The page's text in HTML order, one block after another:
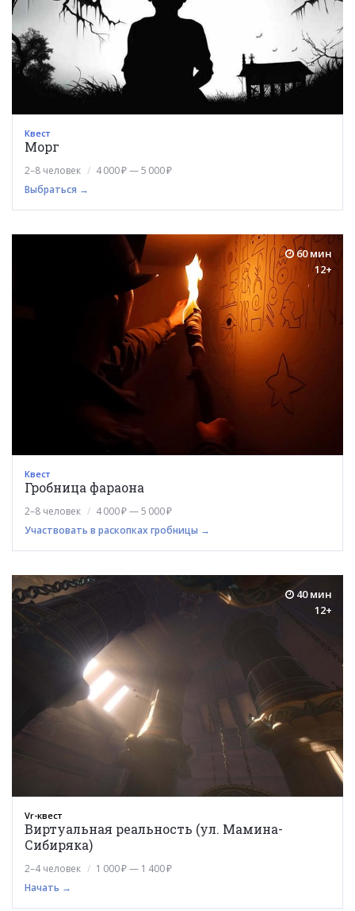
Квест
Морг
2–8 человек
4 000 ₽ — 5 000 ₽
Выбраться →
60 мин
12+
Квест
Гробница фараона
2–8 человек
4 000 ₽ — 5 000 ₽
Участвовать в раскопках гробницы →
40 мин
12+
Vr-квест
Виртуальная реальность (ул. Мамина-
Сибиряка)
2–4 человек
1 000 ₽ — 1 400 ₽
Начать →